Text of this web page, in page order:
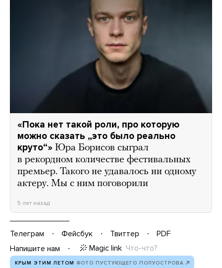
«Пока нет такой роли, про которую
можно сказать „это было реально
круто“» Юра Борисов сыграл
в рекордном количестве фестивальных
премьер. Такого не удавалось ни одному
актеру. Мы с ним поговорили
5 лет назад
Телеграм Фейсбук Твиттер
PDF
Напишите нам
Magic link Что-что?
КРЫМ ЭТИМ ЛЕТОМ ФОТО ПУСТУЮЩЕГО ПОЛУОСТРОВА